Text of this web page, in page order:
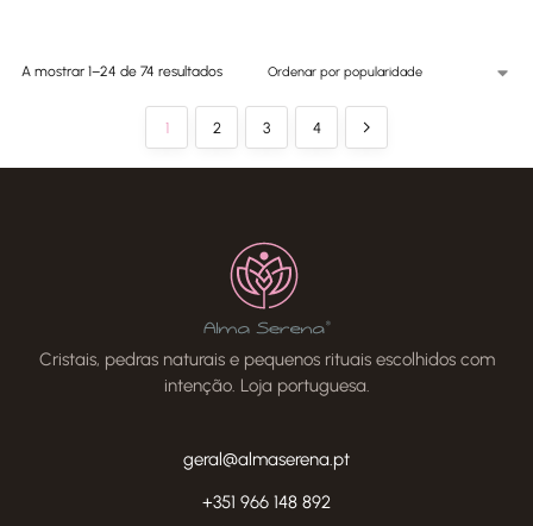
A mostrar 1–24 de 74 resultados
1 2 3 4
Cristais, pedras naturais e pequenos rituais escolhidos com
intenção. Loja portuguesa.
geral@almaserena.pt
+351 966 148 892